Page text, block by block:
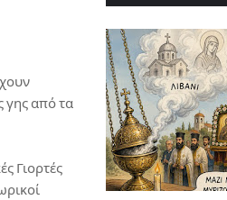
γης από τα
Γιορτές